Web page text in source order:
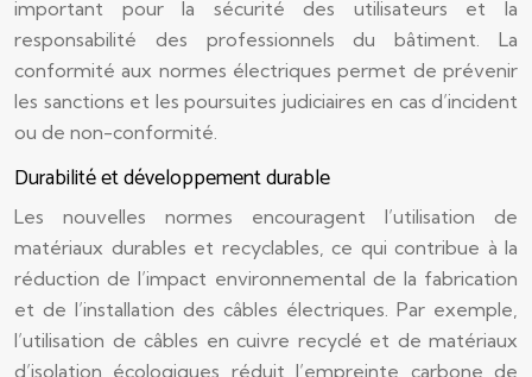
important pour la sécurité des utilisateurs et la
responsabilité des professionnels du bâtiment. La
conformité aux normes électriques permet de prévenir
les sanctions et les poursuites judiciaires en cas d’incident
ou de non-conformité.
Durabilité et développement durable
Les nouvelles normes encouragent l’utilisation de
matériaux durables et recyclables, ce qui contribue à la
réduction de l’impact environnemental de la fabrication
et de l’installation des câbles électriques. Par exemple,
l’utilisation de câbles en cuivre recyclé et de matériaux
d’isolation écologiques réduit l’empreinte carbone de